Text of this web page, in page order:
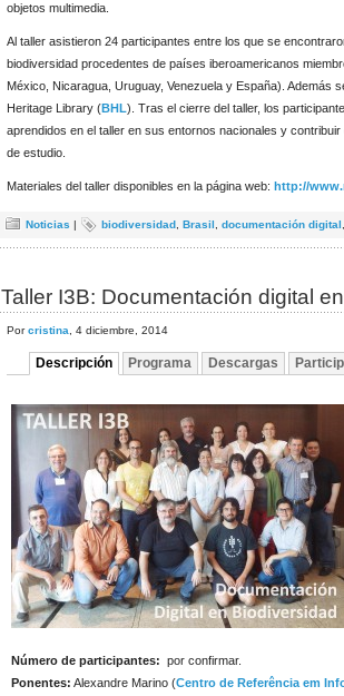
objetos multimedia.
Al taller asistieron 24 participantes entre los que se
biodiversidad procedentes de países iberoamericanos
México, Nicaragua, Uruguay, Venezuela y España). Además
Heritage Library (BHL). Tras el cierre del taller, los
aprendidos en el taller en sus entornos nacionales y
de estudio.
Materiales del taller disponibles en la página web: http://
Noticias | biodiversidad Brasil documentación digital
Taller I3B: Documentación digital
Porcristina , 4 diciembre, 2014
Descripción Programa Descargas
Número de participantes: por confirmar.
Ponentes: Alexandre Marino (Centro de Referência em